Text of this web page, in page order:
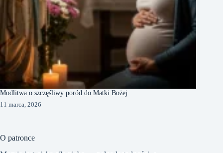
Modlitwa o szczęśliwy poród do Matki Bożej
11 marca, 2026
O patronce